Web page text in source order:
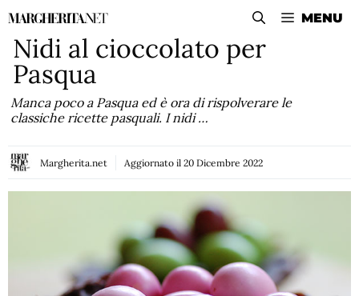
Vai
contenuto
MENU
Nidi al cioccolato per
Pasqua
Manca poco a Pasqua ed è ora di rispolverare le
classiche ricette pasquali. I nidi …
Margherita.net Aggiornato il 20 Dicembre 2022